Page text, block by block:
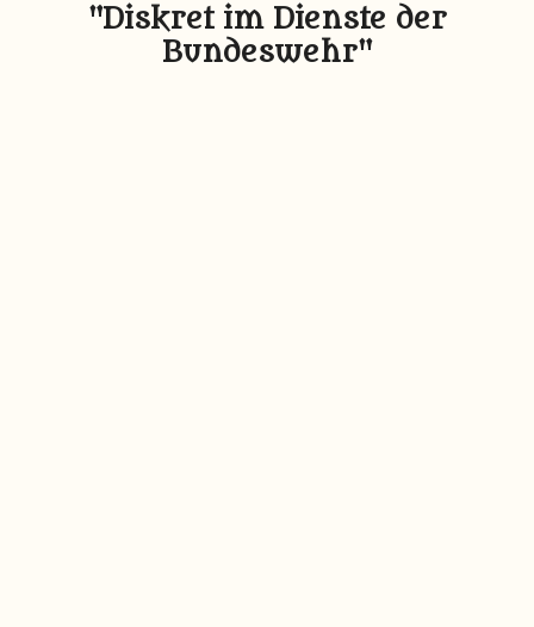
"Diskret im Dienste der
Bundeswehr"